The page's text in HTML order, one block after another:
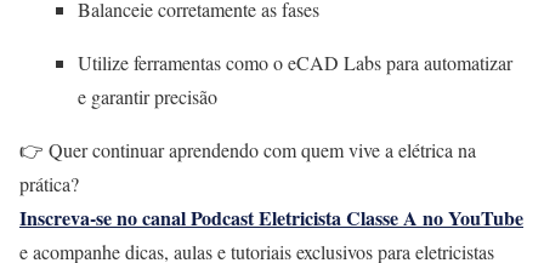
Balanceie corretamente as fases
Utilize ferramentas como o eCAD Labs para automatizar
e garantir precisão
👉 Quer continuar aprendendo com quem vive a elétrica na
prática?
Inscreva-se no canal Podcast Eletricista Classe A no YouTube
e acompanhe dicas, aulas e tutoriais exclusivos para eletricistas